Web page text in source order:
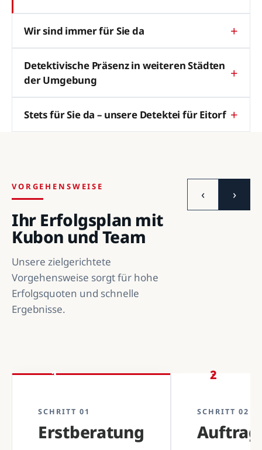
Wir sind immer für Sie da
Detektivische Präsenz in weiteren Städten
der Umgebung
Stets für Sie da – unsere Detektei für Eitorf
VORGEHENSWEISE
Ihr Erfolgsplan mit
Kubon und Team
Unsere zielgerichtete
Vorgehensweise sorgt für hohe
Erfolgsquoten und schnelle
Ergebnisse.
‹ ›
1
SCHRITT 01
Erstberatung
2
SCHRITT 02